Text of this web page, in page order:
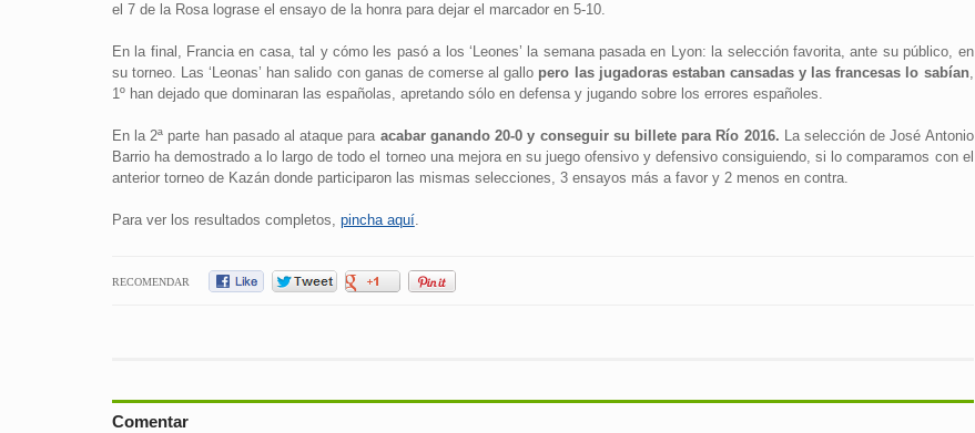
el 7 de la Rosa lograse el ensayo de la honra para dejar el marcador en 5-10.
En la final, Francia en casa, tal y cómo les pasó a los ‘Leones’ la semana pasada en Lyon: la selección favorita, ante su público, en
su torneo. Las ‘Leonas’ han salido con ganas de comerse al gallo pero las jugadoras estaban cansadas y las francesas lo sabían,
1º han dejado que dominaran las españolas, apretando sólo en defensa y jugando sobre los errores españoles.
En la 2ª parte han pasado al ataque para acabar ganando 20-0 y conseguir su billete para Río 2016. La selección de José Antonio
Barrio ha demostrado a lo largo de todo el torneo una mejora en su juego ofensivo y defensivo consiguiendo, si lo comparamos con el
anterior torneo de Kazán donde participaron las mismas selecciones, 3 ensayos más a favor y 2 menos en contra.
Para ver los resultados completos, pincha aquí.
RECOMENDAR
Comentar